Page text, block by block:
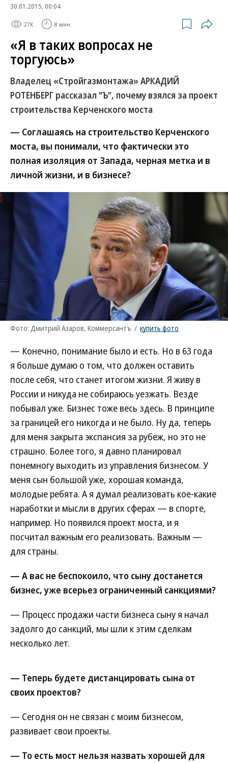
30.01.2015, 00:04
27K 8 мин.
«Я в таких вопросах не
торгуюсь»
Владелец «Стройгазмонтажа» АРКАДИЙ
РОТЕНБЕРГ рассказал “Ъ”, почему взялся за проект
строительства Керченского моста
— Соглашаясь на строительство Керченского
моста, вы понимали, что фактически это
полная изоляция от Запада, черная метка и в
личной жизни, и в бизнесе?
Фото: Дмитрий Азаров, Коммерсантъ / купить фото
— Конечно, понимание было и есть. Но в 63 года
я больше думаю о том, что должен оставить
после себя, что станет итогом жизни. Я живу в
России и никуда не собираюсь уезжать. Везде
побывал уже. Бизнес тоже весь здесь. В принципе
за границей его никогда и не было. Ну да, теперь
для меня закрыта экспансия за рубеж, но это не
страшно. Более того, я давно планировал
понемногу выходить из управления бизнесом. У
меня сын большой уже, хорошая команда,
молодые ребята. А я думал реализовать кое-какие
наработки и мысли в других сферах — в спорте,
например. Но появился проект моста, и я
посчитал важным его реализовать. Важным —
для страны.
— А вас не беспокоило, что сыну достанется
бизнес, уже всерьез ограниченный санкциями?
— Процесс продажи части бизнеса сыну я начал
задолго до санкций, мы шли к этим сделкам
несколько лет.
— Теперь будете дистанцировать сына от
своих проектов?
— Сегодня он не связан с моим бизнесом,
развивает свои проекты.
— То есть мост нельзя назвать хорошей для